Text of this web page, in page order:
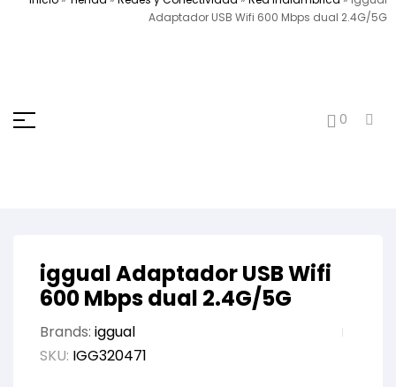
Adaptador USB Wifi 600 Mbps dual 2.4G/5G
0
iggual Adaptador USB Wifi
600 Mbps dual 2.4G/5G
Brands: iggual
SKU: IGG320471